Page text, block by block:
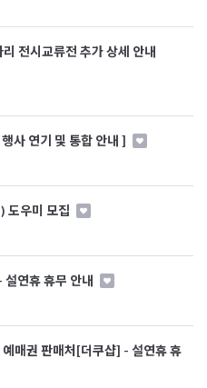
전시교류전 추가 상세 안내
사 연기 및 통합 안내 ]
도우미 모집
연휴 휴무 안내
매권 판매처[더쿠샵] - 설연휴 휴